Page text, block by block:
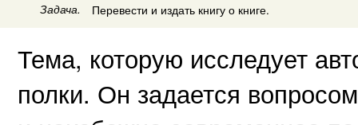
Задача. Перевести и издать книгу о книге.
Тема, которую исследует
полки. Он задается